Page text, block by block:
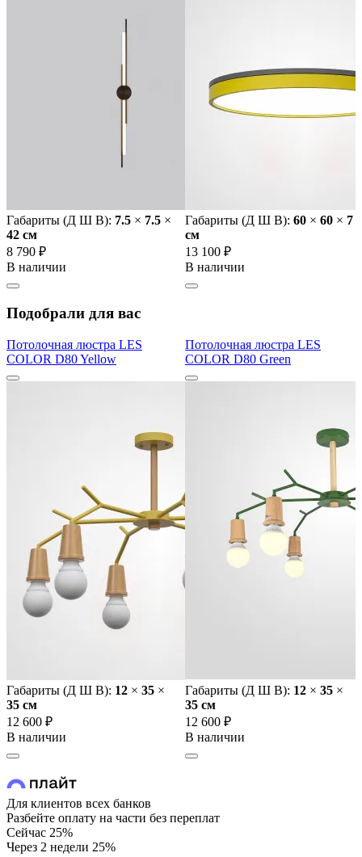
Габариты (Д Ш В): 7.5 × 7.5 ×
42 cм
8 790 ₽
В наличии
Габариты (Д Ш В): 60 × 60 × 7
cм
13 100 ₽
В наличии
Подобрали для вас
Потолочная люстра LES
COLOR D80 Yellow
Габариты (Д Ш В): 12 × 35 ×
35 cм
12 600 ₽
В наличии
Потолочная люстра LES
COLOR D80 Green
Габариты (Д Ш В): 12 × 35 ×
35 cм
12 600 ₽
В наличии
Для клиентов всех банков
Разбейте оплату на части без переплат
Сейчас 25%
Через 2 недели 25%